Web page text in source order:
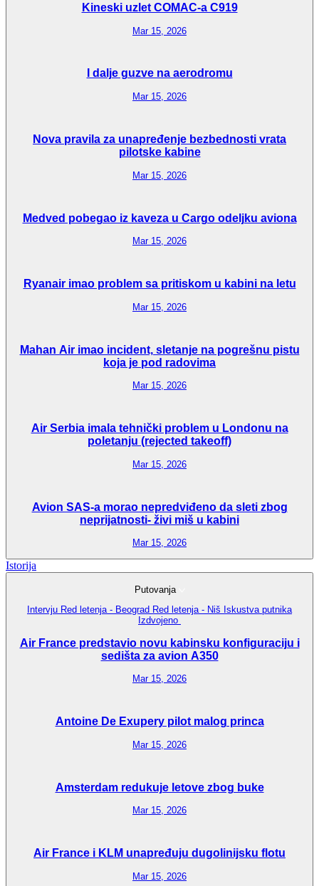
Kineski uzlet COMAC-a C919
Mar 15, 2026
I dalje guzve na aerodromu
Mar 15, 2026
Nova pravila za unapređenje bezbednosti vrata
pilotske kabine
Mar 15, 2026
Medved pobegao iz kaveza u Cargo odeljku aviona
Mar 15, 2026
Ryanair imao problem sa pritiskom u kabini na letu
Mar 15, 2026
Mahan Air imao incident, sletanje na pogrešnu pistu
koja je pod radovima
Mar 15, 2026
Air Serbia imala tehnički problem u Londonu na
poletanju (rejected takeoff)
Mar 15, 2026
Avion SAS-a morao nepredviđeno da sleti zbog
neprijatnosti- živi miš u kabini
Mar 15, 2026
Istorija
Putovanja
Intervju Red letenja - Beograd Red letenja - Niš Iskustva putnika
Izdvojeno
Air France predstavio novu kabinsku konfiguraciju i
sedišta za avion A350
Mar 15, 2026
Antoine De Exupery pilot malog princa
Mar 15, 2026
Amsterdam redukuje letove zbog buke
Mar 15, 2026
Air France i KLM unapređuju dugolinijsku flotu
Mar 15, 2026